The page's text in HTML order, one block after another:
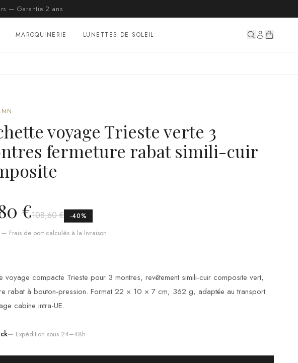
— Garantie 2 ans
MAROQUINERIE LUNETTES DE SOLEIL
voyage Trieste verte 3
fermeture rabat simili-cuir
€108,60 € -40%
— Frais de port calculés à la livraison
voyage compacte Trieste pour 3 montres, revêtement simili-cuir composite vert,
rabat à bouton-pression. Format 22 × 10 × 7 cm, 362 g, adaptée au transport
cabine intra-UE.
— Expédition sous 24–48h